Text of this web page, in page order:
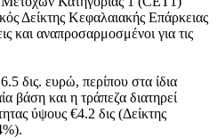
Δείκτης Κεφαλαιακής Επάρκειας
και αναπροσαρμοσμένοι για τις
δις. ευρώ, περίπου στα ίδια
βάση και η τράπεζα διατηρεί
ύψους €4.2 δις (Δείκτης